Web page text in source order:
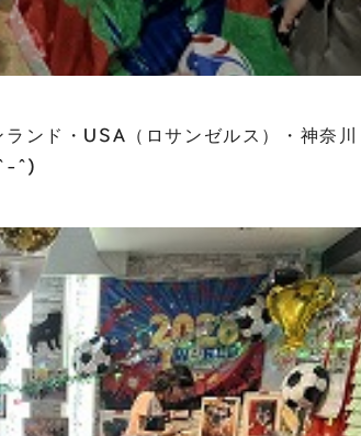
ンド・USA（ロサンゼルス）・神奈川
^)